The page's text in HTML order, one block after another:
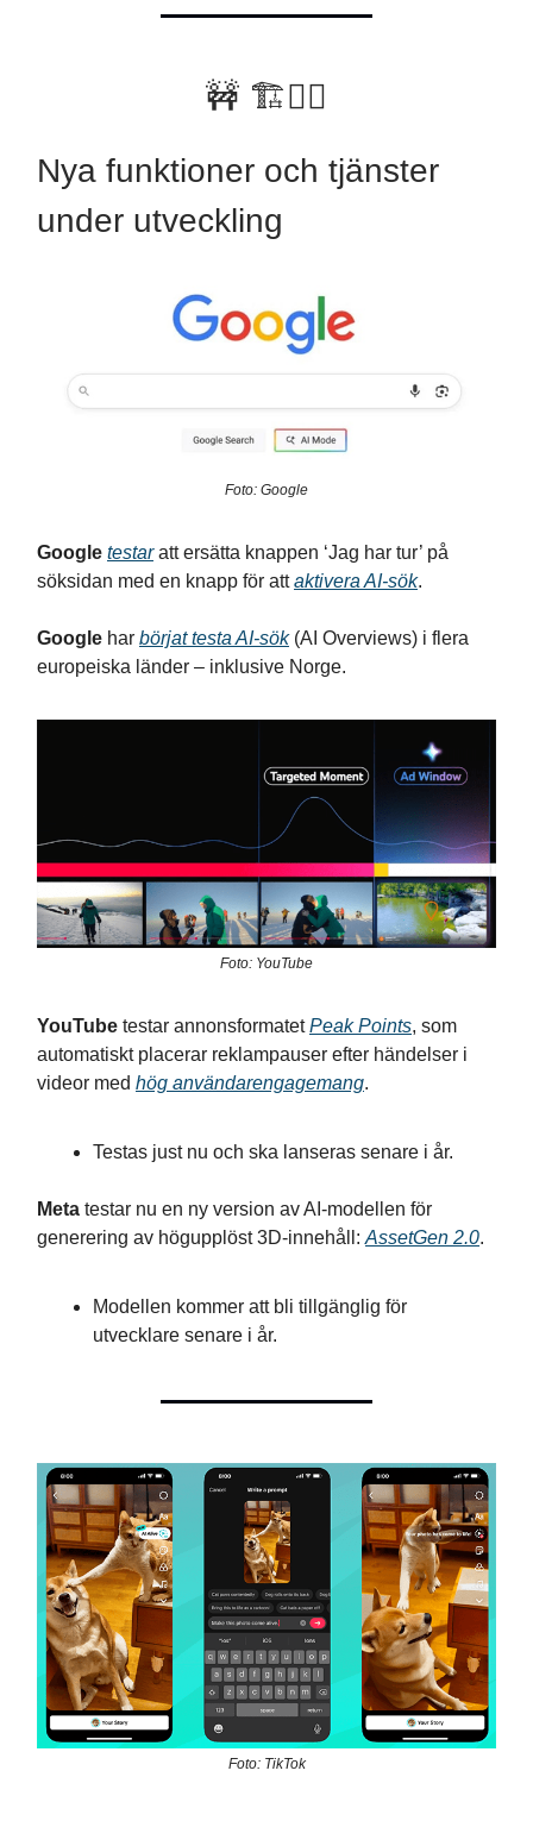
🚧 🏗👷‍♂️
Nya funktioner och tjänster
under utveckling
Foto: Google
Google testaratt ersätta knappen ‘Jag har tur’ på
söksidan med en knapp för attaktivera AI-sök.
Google har börjat testa AI-sök(AI Overviews) i flera
europeiska länder – inklusive Norge.
Foto: YouTube
YouTube testar annonsformatetPeak Points, som
automatiskt placerar reklampauser efter händelser i
videor med hög användarengagemang.
Testas just nu och ska lanseras senare i år.
Meta testar nu en ny version av AI-modellen för
generering av högupplöst 3D-innehåll:AssetGen 2.0.
Modellen kommer att bli tillgänglig för
utvecklare senare i år.
Foto: TikTok